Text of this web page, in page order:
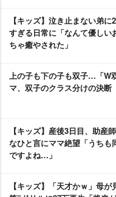
【キッズ】泣き止まない弟
すぎる日常に「なんて優しい
ちゃ癒やされた」
上の子も下の子も双子…「W
マ、双子のクラス分けの決断
【キッズ】産後3日目、助産
なひと言にママ絶望「うちも
ですよね…」
【キッズ】「天才かｗ」母